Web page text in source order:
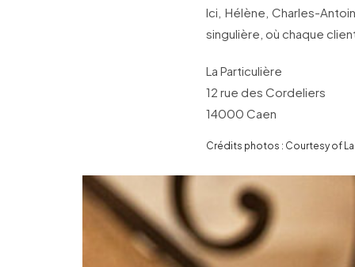
Ici, Hélène, Charles-
singulière, où chaque
La Particulière
12 rue des Cordeliers
14000 Caen
Crédits photos : Courtesy of